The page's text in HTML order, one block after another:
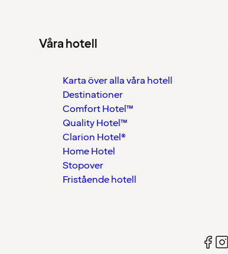
Våra hotell
Karta över alla våra hotell
Destinationer
Comfort Hotel™
Quality Hotel™
Clarion Hotel®
Home Hotel
Stopover
Fristående hotell